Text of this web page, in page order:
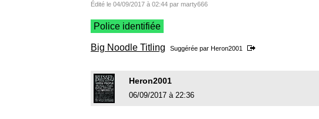
Édité le 04/09/2017 à 02:44 par marty666
Police identifiée
Big Noodle Titling Suggérée par Heron2001
Heron2001
06/09/2017 à 22:36